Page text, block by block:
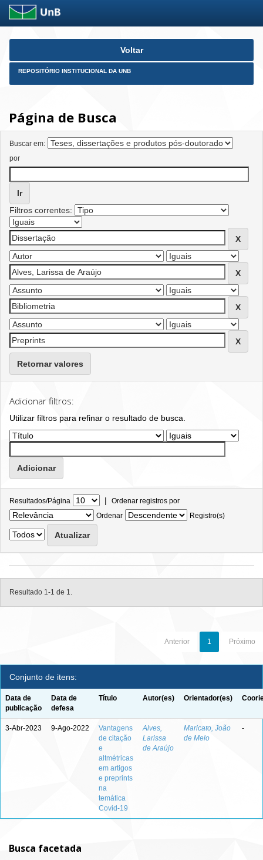
Skip
Voltar
REPOSITÓRIO INSTITUCIONAL DA UNB
Página de Busca
Buscar em:
por
Filtros correntes:
Retornar valores
Adicionar filtros:
Utilizar filtros para refinar o resultado de busca.
Resultados/Página | Ordenar registros por
Ordenar
Registro(s)
Resultado 1-1 de 1.
Anterior 1 Próximo
Conjunto de itens:
Data de
publicação
Data de
defesa
Título Autor(es) Orientador(es)
3-Abr-2023 9-Ago-2022
Vantagens
de citação
e
altmétricas
em artigos
e preprints
na
temática
Covid-19
Alves,
Larissa
de Araújo
Maricato, João
de Melo
-
Busca facetada